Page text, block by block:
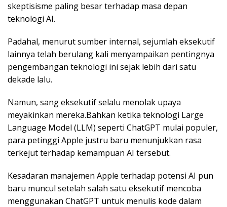
skeptisisme paling besar terhadap masa depan
teknologi AI.
Padahal, menurut sumber internal, sejumlah eksekutif
lainnya telah berulang kali menyampaikan pentingnya
pengembangan teknologi ini sejak lebih dari satu
dekade lalu.
Namun, sang eksekutif selalu menolak upaya
meyakinkan mereka.Bahkan ketika teknologi Large
Language Model (LLM) seperti ChatGPT mulai populer,
para petinggi Apple justru baru menunjukkan rasa
terkejut terhadap kemampuan AI tersebut.
Kesadaran manajemen Apple terhadap potensi AI pun
baru muncul setelah salah satu eksekutif mencoba
menggunakan ChatGPT untuk menulis kode dalam